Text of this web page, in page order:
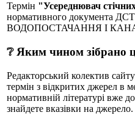
Термін "Усереднювач
нормативного документа
ВОДОПОСТАЧАННЯ І
❔ Яким чином зібрано
Редакторський колектив
термін з відкритих джерел в
нормативній літературі вже
знайдете вказівки на джерело.